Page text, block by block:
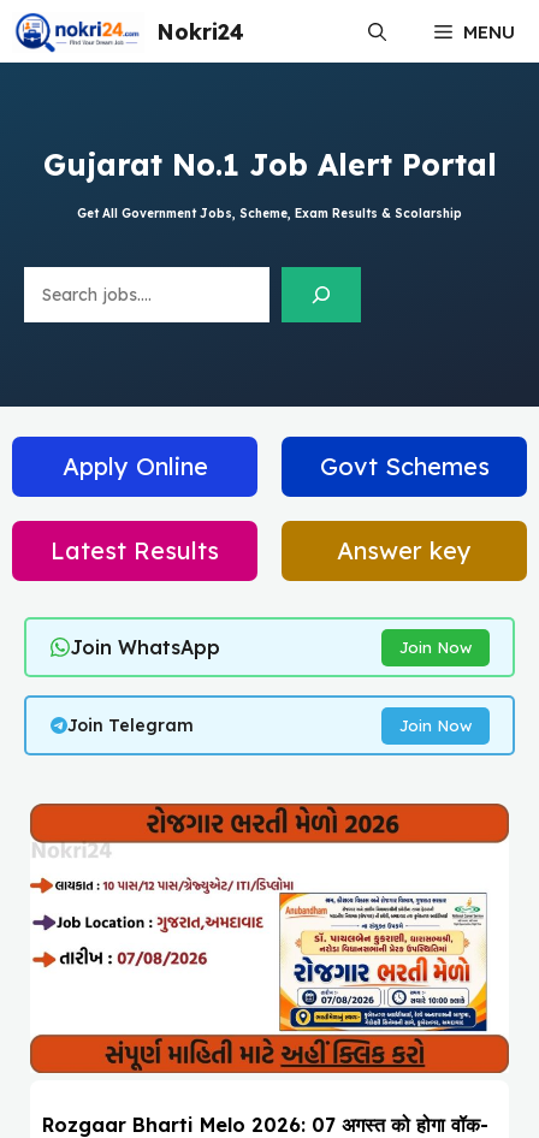
Skip
to
content
Nokri24 MENU
Gujarat No.1 Job Alert Portal
Get All Government Jobs, Scheme, Exam Results & Scolarship
Apply Online Govt Schemes
Latest Results Answer key
Join WhatsApp Join Now
Join Telegram Join Now
Rozgaar Bharti Melo 2026: 07 अगस्त को होगा वॉक-